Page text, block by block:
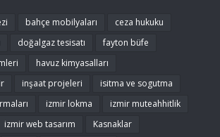
bahçe mobilyaları
ceza hukuku
doğalgaz tesisatı
fayton büfe
havuz kimyasalları
inşaat projeleri
isitma ve sogutma
izmir lokma
izmir muteahhitlik
izmir web tasarım
Kasnaklar